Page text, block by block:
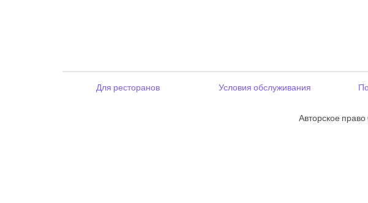
Для ресторанов Условия обслуживания
Авторское